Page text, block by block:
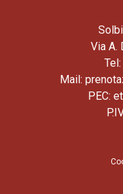
Via A.
Mail:
PEC: